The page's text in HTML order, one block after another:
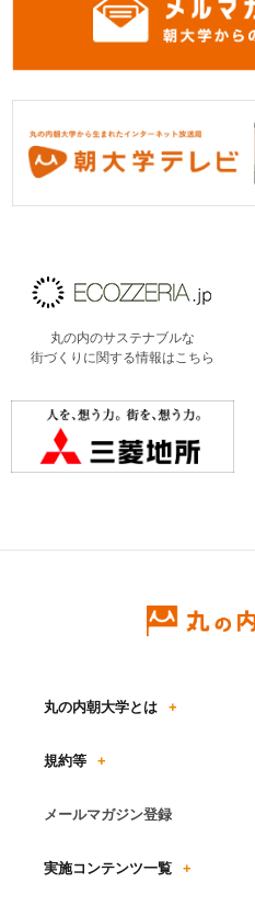
丸の内のサステナブルな
街づくりに関する情報はこちら
丸の内朝大学とは +
規約等 +
メールマガジン登録
実施コンテンツ一覧 +